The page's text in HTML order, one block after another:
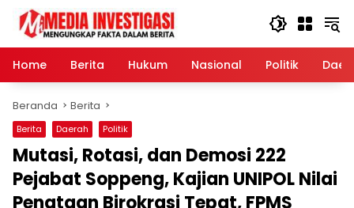
Langsung
konten
Home
Berita Hukum Nasional Politik
Beranda Berita
Berita Daerah Politik
Mutasi, Rotasi, dan Demosi 222
Pejabat Soppeng, Kajian UNIPOL Nilai
Penataan Birokrasi Tepat, FPMS